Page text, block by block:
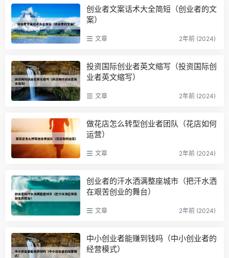
创业者文案话术大全简短（创业者的文
案）
文章 2年前 (2024)
投资国际创业者英文缩写（投资国际创
业者英文缩写）
文章 2年前 (2024)
做花店怎么转型创业者团队（花店如何
运营）
文章 2年前 (2024)
创业者的汗水洒满整座城市（把汗水洒
在艰苦创业的舞台）
文章 2年前 (2024)
中小创业者能赚到钱吗（中小创业者的
经营模式）